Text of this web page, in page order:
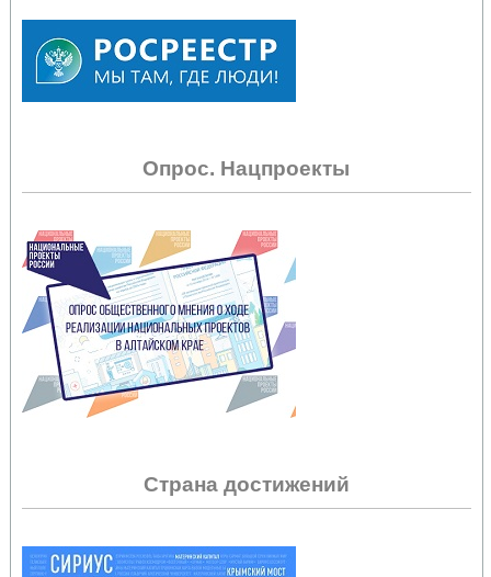
Опрос. Нацпроекты
Страна достижений